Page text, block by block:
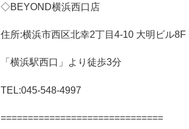
◇BEYOND横浜西口店
住所:横浜市西区北幸2丁目 4-10 大明ビル8F
「横浜駅西口」より徒歩3分
TEL:045-548-4997
==============================